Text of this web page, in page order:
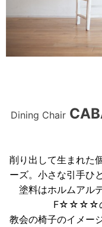
Dining Chair
削り出して生まれた
ーズ。小さな引手ひ
塗料はホルムアル
F☆☆☆☆の
教会の椅子のイメー